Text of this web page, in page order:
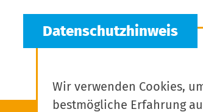
Wir verwenden Cookies,
bestmögliche Erfahrung